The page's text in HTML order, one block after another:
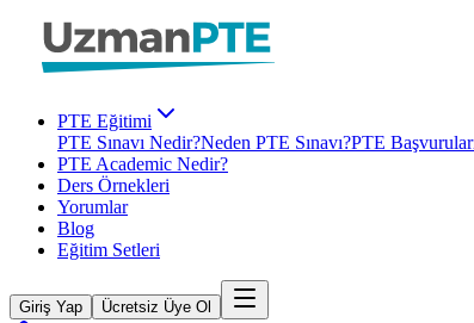
PTE Eğitimi
PTE Sınavı Nedir?Neden PTE Sınavı?PTE
PTE Academic Nedir?
Ders Örnekleri
Yorumlar
Blog
Eğitim Setleri
Giriş Yap Ücretsiz Üye Ol